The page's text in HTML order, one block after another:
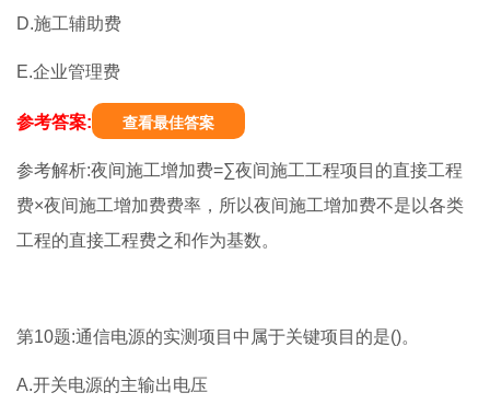
D.施工辅助费
E.企业管理费
参考答案: 查看最佳答案
参考解析:夜间施工增加费=∑夜间施工工程项目的直接工程
费×夜间施工增加费费率，所以夜间施工增加费不是以各类
工程的直接工程费之和作为基数。
第10题:通信电源的实测项目中属于关键项目的是()。
A.开关电源的主输出电压